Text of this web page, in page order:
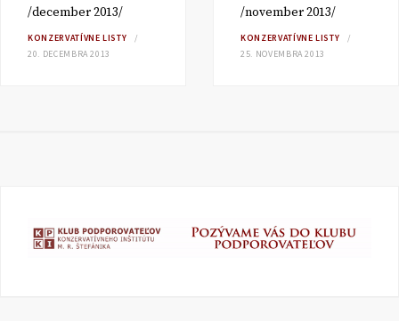
/december 2013/
KONZERVATÍVNE LISTY
20. DECEMBRA 2013
/november 2013/
KONZERVATÍVNE LISTY
25. NOVEMBRA 2013